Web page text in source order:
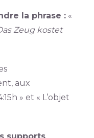
la phrase :«
Zeug kostet
aux
» et « L’objet